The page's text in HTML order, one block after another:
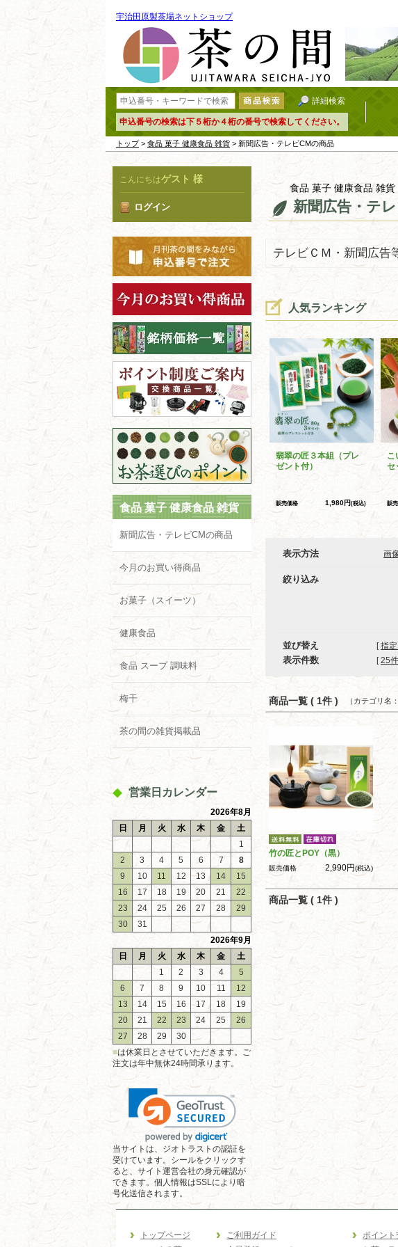
宇治田原製茶場ネットショップ
詳細検索
申込番号の検索は下５桁か４桁の番号で検索してください。
トップ> 食品 菓子 健康食品 雑貨 > 新聞広告・テレビCMの商品
こんにちはゲスト 様
ログイン
食品 菓子 健康食品 雑貨
新聞広告・テレビCMの商品
今月のお買い得商品
お菓子（スイーツ）
健康食品
食品 スープ 調味料
梅干
茶の間の雑貨掲載品
営業日カレンダー
2026年8月
日
月 火 水 木 金
土
1
2
3 4 5 6 7
8
9
10 11 12 13 14
15
16
17 18 19 20 21
22
23
24 25 26 27 28
29
30
31
2026年9月
日
月 火 水 木 金
土
1
2 3 4
5
6
7 8 9 10 11
12
13
14 15 16 17 18
19
20
21 22 23 24 25
26
27
28 29
30
■は休業日とさせていただきます。ご
注文は年中無休24時間承ります。
当サイトは、ジオトラストの認証を
受けています。シールをクリックす
ると、サイト運営会社の身元確認が
できます。個人情報はSSLにより暗
号化送信されます。
食品 菓子 健康食品 雑貨
新聞広告・テ
テレビＣＭ・新聞広告
人気ランキング
翡翠の匠３本組（プレ
ゼント付）
販売価格 1,980円(税込)
こ
セ
販
表示方法 画
絞り込み
並び替え [指
表示件数 [ 25件
商品一覧 ( 1件 ) （カテゴリ名：
竹の匠とPOY（黒）
販売価格 2,990円(税込)
商品一覧 ( 1件 )
トップページ
ご利用ガイド
ポイント